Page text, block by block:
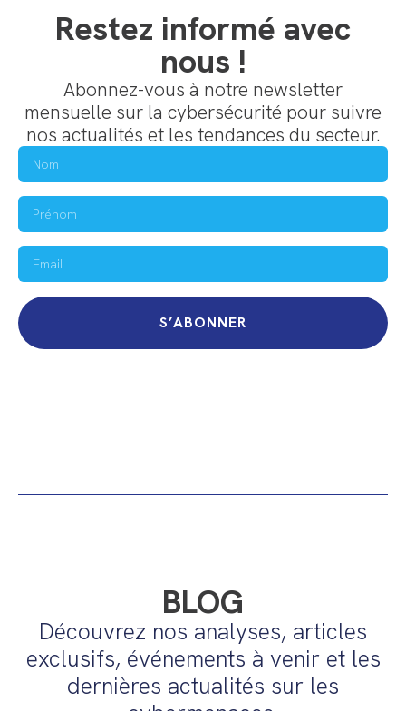
Restez informé avec
nous !
Abonnez-vous à notre newsletter
mensuelle sur la cybersécurité pour suivre
nos actualités et les tendances du secteur.
S’ABONNER
BLOG
Découvrez nos analyses, articles
exclusifs, événements à venir et les
dernières actualités sur les